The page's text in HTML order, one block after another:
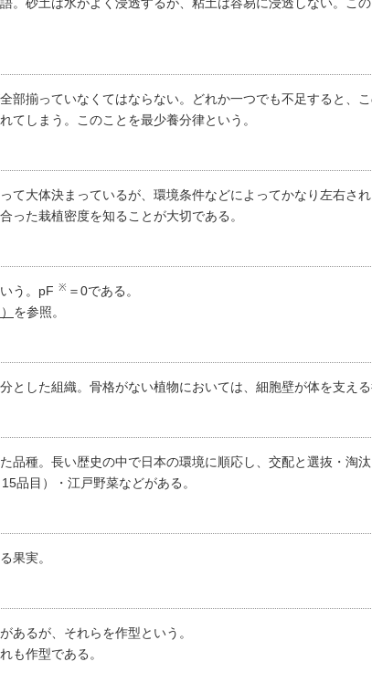
部揃っていなくてはならない。どれか一つでも不足すると、
てしまう。このことを最少養分律という。
て大体決まっているが、環境条件などによってかなり左右さ
った栽植密度を知ることが大切である。
う。pF ※ ＝0である。
を参照。
とした組織。骨格がない植物においては、細胞壁が体を支える
品種。長い歴史の中で日本の環境に順応し、交配と選抜・淘
品目）・江戸野菜などがある。
果実。
あるが、それらを作型という。
も作型である。